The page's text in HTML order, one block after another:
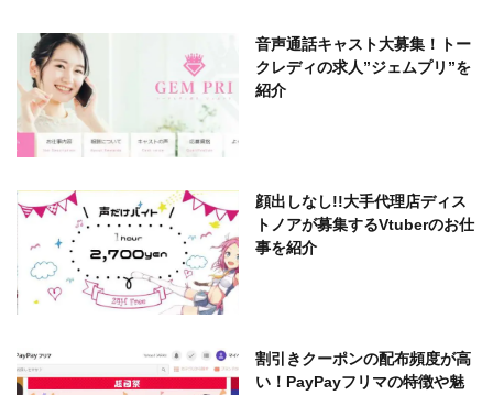
音声通話キャスト大募集！トー
クレディの求人”ジェムプリ”を
紹介
顔出しなし!!大手代理店ディス
トノアが募集するVtuberのお仕
事を紹介
割引きクーポンの配布頻度が高
い！PayPayフリマの特徴や魅